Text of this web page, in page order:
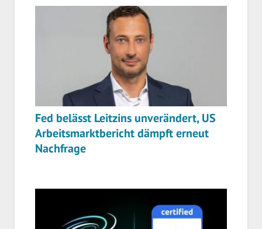
Fed belässt Leitzins unverändert, US
Arbeitsmarktbericht dämpft erneut
Nachfrage